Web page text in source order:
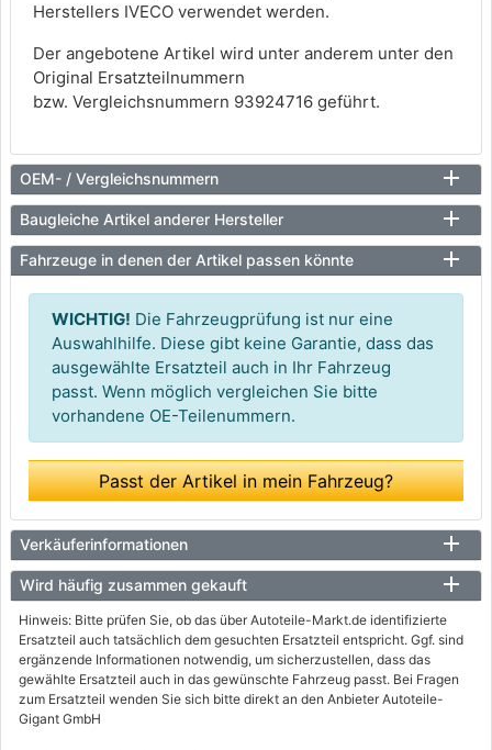
Herstellers IVECO verwendet werden.
Der angebotene Artikel wird unter anderem unter den
Original Ersatzteilnummern
bzw. Vergleichsnummern 93924716 geführt.
OEM- / Vergleichsnummern
Baugleiche Artikel anderer Hersteller
Fahrzeuge in denen der Artikel passen könnte
WICHTIG! Die Fahrzeugprüfung ist nur eine
Auswahlhilfe. Diese gibt keine Garantie, dass das
ausgewählte Ersatzteil auch in Ihr Fahrzeug
passt. Wenn möglich vergleichen Sie bitte
vorhandene OE-Teilenummern.
Passt der Artikel in mein Fahrzeug?
Verkäuferinformationen
Wird häufig zusammen gekauft
Hinweis: Bitte prüfen Sie, ob das über Autoteile-Markt.de identifizierte
Ersatzteil auch tatsächlich dem gesuchten Ersatzteil entspricht. Ggf. sind
ergänzende Informationen notwendig, um sicherzustellen, dass das
gewählte Ersatzteil auch in das gewünschte Fahrzeug passt. Bei Fragen
zum Ersatzteil wenden Sie sich bitte direkt an den Anbieter Autoteile-
Gigant GmbH